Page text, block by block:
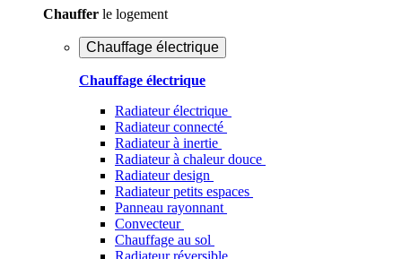
Chauffer le logement
Chauffage électrique
Chauffage électrique
Radiateur électrique
Radiateur connecté
Radiateur à inertie
Radiateur à chaleur douce
Radiateur design
Radiateur petits espaces
Panneau rayonnant
Convecteur
Chauffage au sol